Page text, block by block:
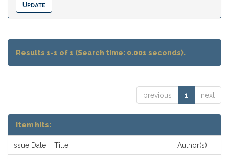
Results 1-1 of 1 (Search time: 0.001 seconds).
previous 1 next
Item hits:
Issue Date Title Author(s)